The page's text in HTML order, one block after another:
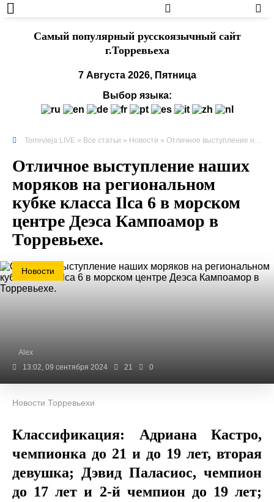
Cамый популярный русскоязычный сайт
г.Торревьеха
7 Августа 2026, Пятница
Выбор языка:
Torrevieja LIVE » Все статьи » Новости » Отличное выступление наших моряков на региональном кубке класса Ilca 6 в морском центре Деэса Кампоамор в Торревьехе.
Отличное выступление наших
моряков на региональном
кубке класса Ilca 6 в морском
центре Деэса Кампоамор в
Торревьехе.
Новости
Alex
13:02, 09 сентября 2024
21 0
Новости Торревьехи
Классификация: Адриана Кастро,
чемпионка до 21 и до 19 лет, вторая
девушка; Дэвид Паласиос, чемпион
до 17 лет и 2-й чемпион до 19 лет;